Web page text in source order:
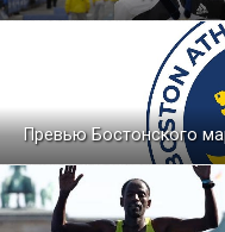
Превью Бостонского